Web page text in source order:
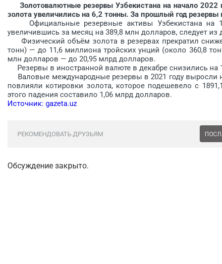
Золотовалютные резервы Узбекистана на начало 2022
золота увеличились на 6,2 тонны. За прошлый год резервы
Официальные резервные активы Узбекистана на 1
увеличившись за месяц на 389,8 млн долларов, следует из
Физический объём золота в резервах прекратил
тонн) — до 11,6 миллиона тройских унций (около 360,8
млн долларов — до 20,95 млрд долларов.
Резервы в иностранной валюте в декабре снизились
Валовые международные резервы в 2021 году выросли
повлияли котировки золота, которое подешевело с
этого падения составило 1,06 млрд долларов.
Источник: gazeta.uz
РЕКОМЕНДОВАТЬ ДРУЗЬЯМ
Обсуждение закрыто.